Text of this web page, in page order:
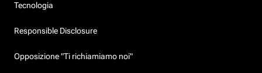
Tecnologia
Responsible Disclosure
Opposizione "Ti richiamiamo noi"